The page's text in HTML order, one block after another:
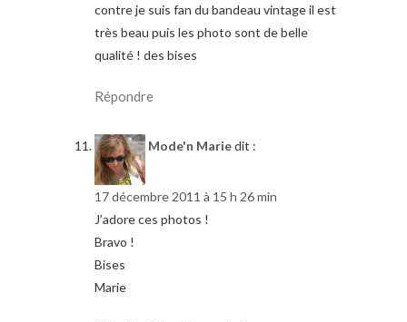
contre je suis fan du bandeau vintage il est
très beau puis les photo sont de belle
qualité ! des bises
Répondre
Mode'n Mariedit :
17 décembre 2011 à 15 h 26 min
J’adore ces photos !
Bravo !
Bises
Marie